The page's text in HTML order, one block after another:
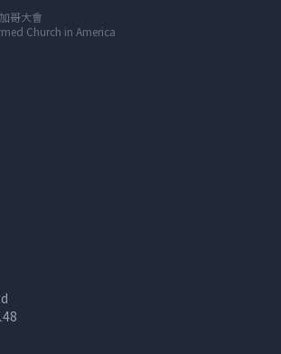
哥大會
Church in America